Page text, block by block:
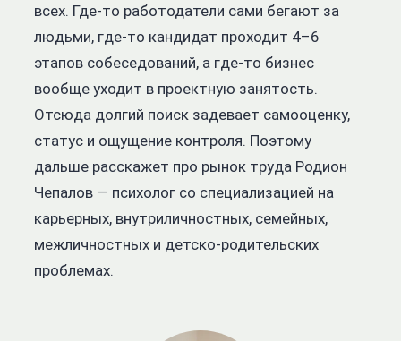
всех. Где-то работодатели сами бегают за
людьми, где-то кандидат проходит 4–6
этапов собеседований, а где-то бизнес
вообще уходит в проектную занятость.
Отсюда долгий поиск задевает самооценку,
статус и ощущение контроля. Поэтому
дальше расскажет про рынок труда Родион
Чепалов — психолог со специализацией на
карьерных, внутриличностных, семейных,
межличностных и детско-родительских
проблемах.